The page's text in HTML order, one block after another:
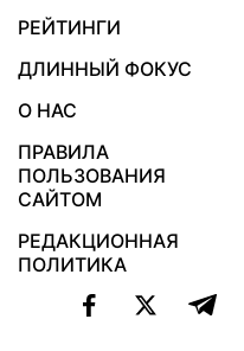
РЕЙТИНГИ
ДЛИННЫЙ ФОКУС
О НАС
ПРАВИЛА
ПОЛЬЗОВАНИЯ
САЙТОМ
РЕДАКЦИОННАЯ
ПОЛИТИКА